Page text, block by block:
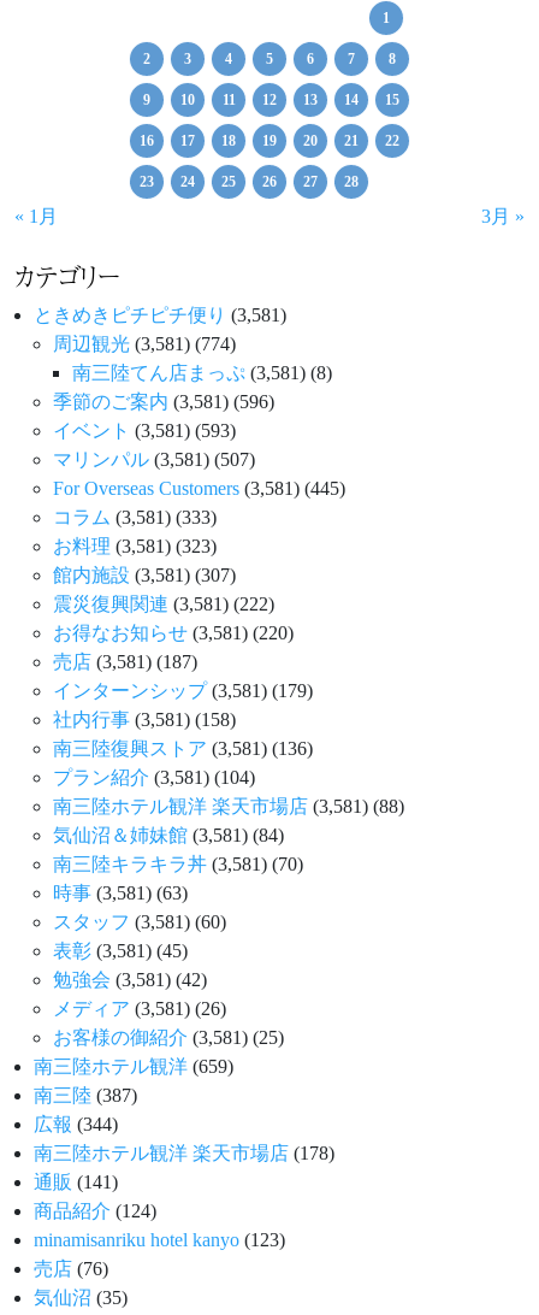
1
2 3 4 5 6 7 8
9 10 11 12 13 14 15
16 17 18 19 20 21 22
23 24 25 26 27 28
« 1月 3月 »
カテゴリー
ときめきピチピチ便り (3,581)
周辺観光 (3,581) (774)
南三陸てん店まっぷ (3,581) (8)
季節のご案内 (3,581) (596)
イベント (3,581) (593)
マリンパル (3,581) (507)
For Overseas Customers (3,581) (445)
コラム (3,581) (333)
お料理 (3,581) (323)
館内施設 (3,581) (307)
震災復興関連 (3,581) (222)
お得なお知らせ (3,581) (220)
売店 (3,581) (187)
インターンシップ(3,581) (179)
社内行事 (3,581) (158)
南三陸復興ストア (3,581) (136)
プラン紹介 (3,581) (104)
南三陸ホテル観洋 楽天市場店 (3,581) (88)
気仙沼＆姉妹館 (3,581) (84)
南三陸キラキラ丼 (3,581) (70)
時事 (3,581) (63)
スタッフ (3,581) (60)
表彰 (3,581) (45)
勉強会 (3,581) (42)
メディア (3,581) (26)
お客様の御紹介 (3,581) (25)
南三陸ホテル観洋 (659)
南三陸 (387)
広報 (344)
南三陸ホテル観洋 楽天市場店 (178)
通販 (141)
商品紹介 (124)
minamisanriku hotel kanyo (123)
売店 (76)
気仙沼 (35)